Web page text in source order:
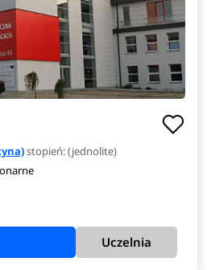
stopień: (jednolite)
Uczelnia